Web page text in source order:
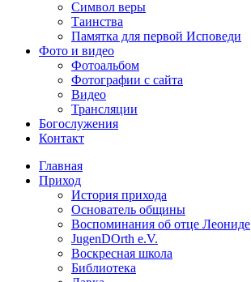
Символ веры
Таинства
Памятка для первой Исповеди
Фото и видео
Фотоальбом
Фотографии с сайта
Видео
Трансляции
Богослужения
Контакт
Главная
Приход
История прихода
Основатель общины
Воспоминания об отце Леониде
JugenDOrth e.V.
Воскресная школа
Библиотека